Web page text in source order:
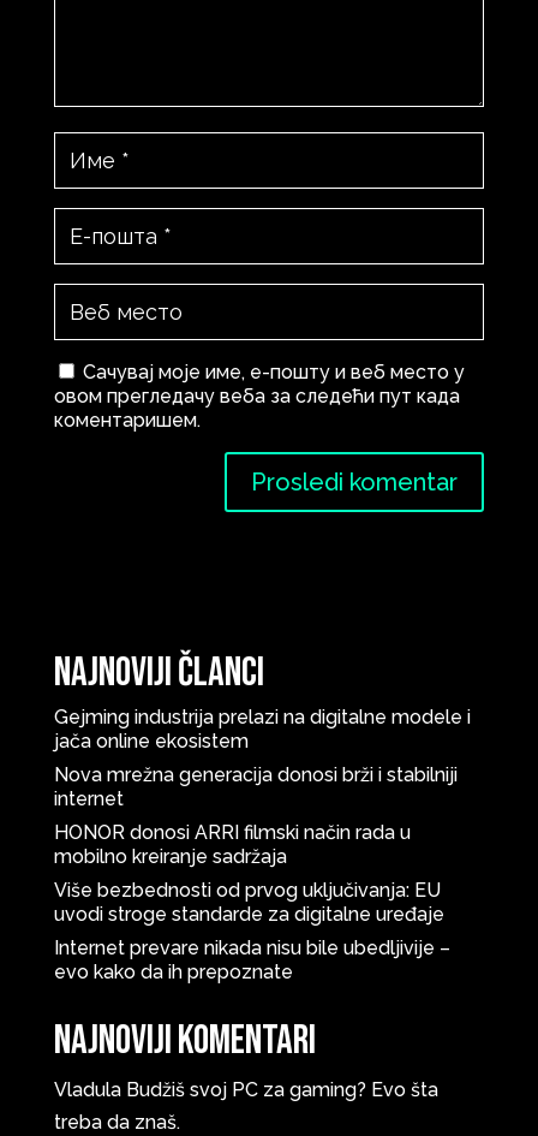
Сачувај моје име, е-пошту и веб место у
овом прегледачу веба за следећи пут када
коментаришем.
Najnoviji članci
Gejming industrija prelazi na digitalne modele i
jača online ekosistem
Nova mrežna generacija donosi brži i stabilniji
internet
HONOR donosi ARRI filmski način rada u
mobilno kreiranje sadržaja
Više bezbednosti od prvog uključivanja: EU
uvodi stroge standarde za digitalne uređaje
Internet prevare nikada nisu bile ubedljivije –
evo kako da ih prepoznate
Najnoviji komentari
Vladula Budžiš svoj PC za gaming? Evo šta
treba da znaš.